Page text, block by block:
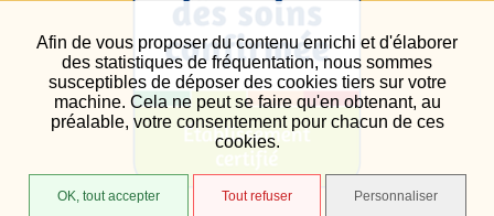
Afin de vous proposer du contenu enrichi et d'élaborer
des statistiques de fréquentation, nous sommes
susceptibles de déposer des cookies tiers sur votre
machine. Cela ne peut se faire qu'en obtenant, au
préalable, votre consentement pour chacun de ces
cookies.
OK, tout accepter Tout refuser Personnaliser